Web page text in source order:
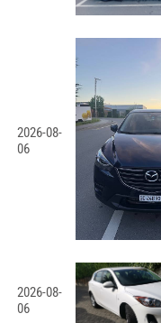
2026-08-
06
2026-08-
06